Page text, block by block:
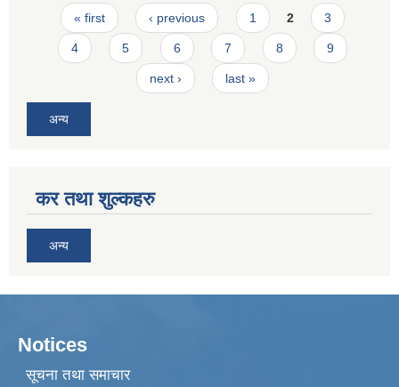
Pages
« first ‹ previous 1 2 3
4 5 6 7 8 9
next › last »
अन्य
कर तथा शुल्कहरु
अन्य
Notices
सूचना तथा समाचार